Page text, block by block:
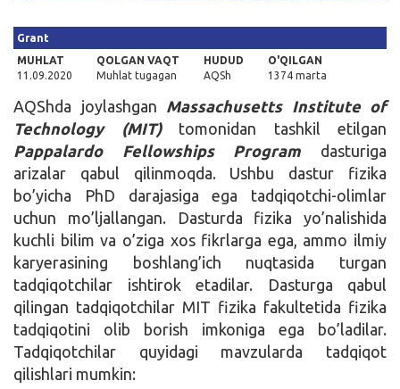
Grant
MUHLAT
11.09.2020
QOLGAN VAQT
Muhlat tugagan
HUDUD
AQSh
O'QILGAN
1374 marta
AQShda joylashgan Massachusetts Institute of
Technology (MIT) tomonidan tashkil etilgan
Pappalardo Fellowships Program dasturiga
arizalar qabul qilinmoqda. Ushbu dastur fizika
bo’yicha PhD darajasiga ega tadqiqotchi-olimlar
uchun mo’ljallangan. Dasturda fizika yo’nalishida
kuchli bilim va o’ziga xos fikrlarga ega, ammo ilmiy
karyerasining boshlang’ich nuqtasida turgan
tadqiqotchilar ishtirok etadilar. Dasturga qabul
qilingan tadqiqotchilar MIT fizika fakultetida fizika
tadqiqotini olib borish imkoniga ega bo’ladilar.
Tadqiqotchilar quyidagi mavzularda tadqiqot
qilishlari mumkin: